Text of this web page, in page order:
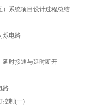
）系统项目设计过程总结
烁电路
延时接通与延时断开
路
控制(一)